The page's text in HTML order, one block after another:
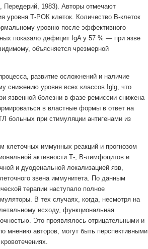
Передерий, 1983). Авторы отмечают
уровня Т-РОК клеток. Количество В-клеток
уровню после эффективного
показало дефицит IgA у 57 % — при язве
объясняется чрезмерной
развитие осложнений и наличие
снижению уровня всех классов Iglg, что
язвенной болезни в фазе ремиссии снижена
в властные формы в ответ на
больных при стимуляции антигенами из
клеточных иммунных реакций и прогнозом
активности Т-, В-лимфоцитов и
и дуоденальной локализацией язв,
звена иммунитета. По данным
терапии наступало полное
В тех случаях, когда, несмотря на
исходу, функциональная
Это проявлялось отрицательными и
мнению авторов, могут быть перспективными